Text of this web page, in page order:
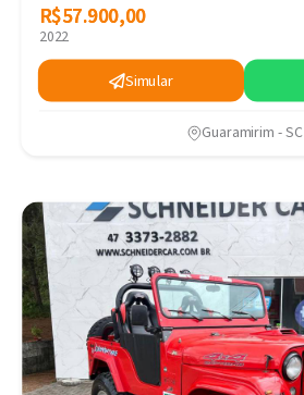
R$57.900,00
R$57.900,00
2022
Simular
Guaramirim - SC